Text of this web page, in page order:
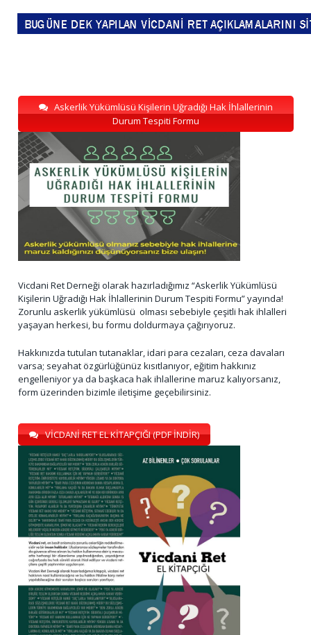
Askerlik Yükümlüsü Kişilerin Uğradığı Hak İhlallerinin
Durum Tespiti Formu
Vicdani Ret Derneği olarak hazırladığımız “Askerlik Yükümlüsü
Kişilerin Uğradığı Hak İhlallerinin Durum Tespiti Formu” yayında!
Zorunlu askerlik yükümlüsü olması sebebiyle çeşitli hak ihlalleri
yaşayan herkesi, bu formu doldurmaya çağırıyoruz.
Hakkınızda tutulan tutanaklar, idari para cezaları, ceza davaları
varsa; seyahat özgürlüğünüz kısıtlanıyor, eğitim hakkınız
engelleniyor ya da başkaca hak ihlallerine maruz kalıyorsanız,
form üzerinden bizimle iletişime geçebilirsiniz.
VİCDANİ RET EL KİTAPÇIĞI (PDF İNDİR)